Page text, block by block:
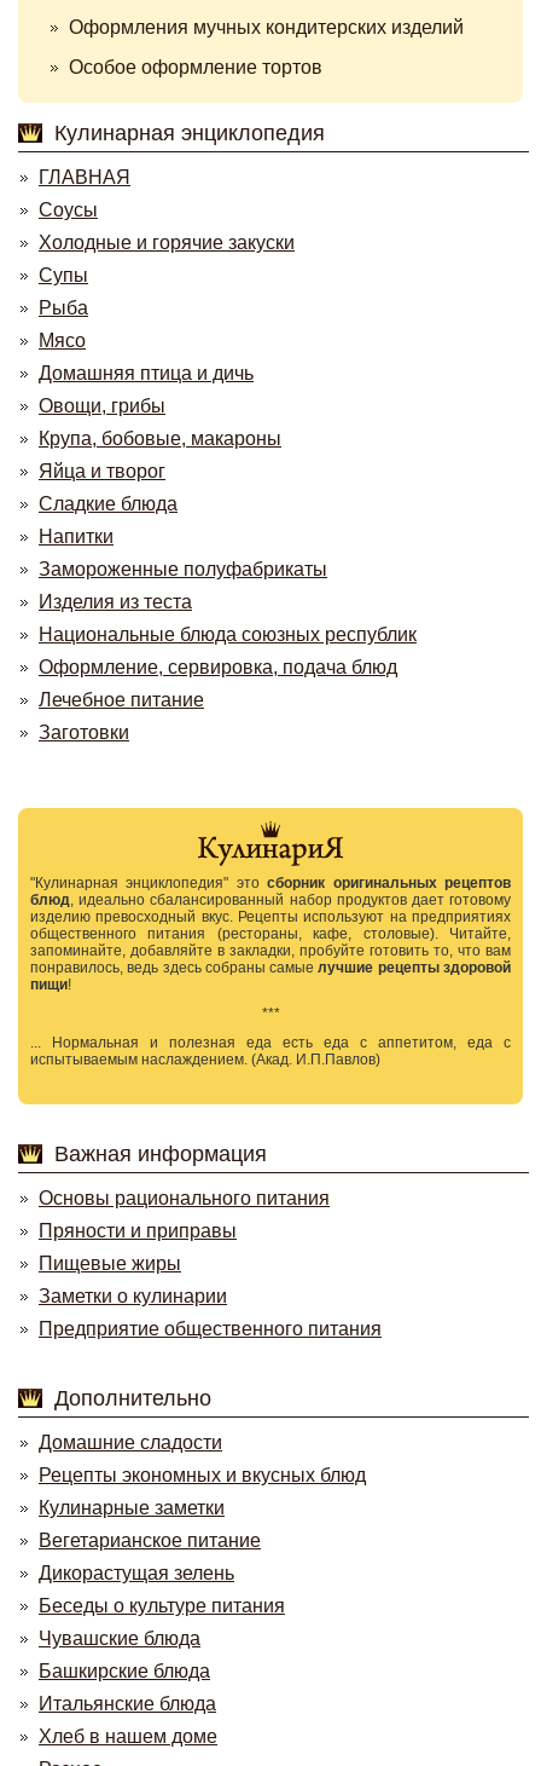
Оформления мучных кондитерских изделий
Особое оформление тортов
Кулинарная энциклопедия
ГЛАВНАЯ
Соусы
Холодные и горячие закуски
Супы
Рыба
Мясо
Домашняя птица и дичь
Овощи, грибы
Крупа, бобовые, макароны
Яйца и творог
Сладкие блюда
Напитки
Замороженные полуфабрикаты
Изделия из теста
Национальные блюда союзных республик
Оформление, сервировка, подача блюд
Лечебное питание
Заготовки
"Кулинарная энциклопедия" этосборник оригинальных рецептов
блюд, идеально сбалансированный набор продуктов дает готовому
изделию превосходный вкус. Рецепты используют на предприятиях
общественного питания (рестораны, кафе, столовые). Читайте,
запоминайте, добавляйте в закладки, пробуйте готовить то, что вам
понравилось, ведь здесь собраны самыелучшие рецепты здоровой
пищи!
***
... Нормальная и полезная еда есть еда с аппетитом, еда с
испытываемым наслаждением. (Акад. И.П.Павлов)
Важная информация
Основы рационального питания
Пряности и приправы
Пищевые жиры
Заметки о кулинарии
Предприятие общественного питания
Дополнительно
Домашние сладости
Рецепты экономных и вкусных блюд
Кулинарные заметки
Вегетарианское питание
Дикорастущая зелень
Беседы о культуре питания
Чувашские блюда
Башкирские блюда
Итальянские блюда
Хлеб в нашем доме